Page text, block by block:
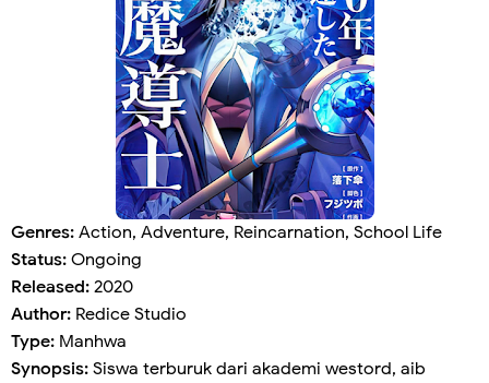
Genres: Action, Adventure, Reincarnation, School Life
Status: Ongoing
Released: 2020
Author: Redice Studio
Type: Manhwa
Synopsis: Siswa terburuk dari akademi westord, aib